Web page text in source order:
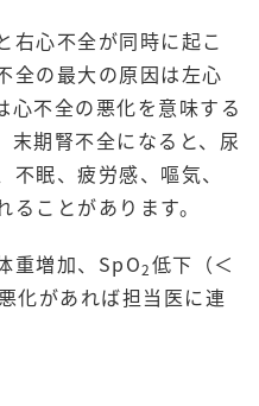
右心不全が同時に起こ
全の最大の原因は左心
心不全の悪化を意味する
末期腎不全になると、尿
眠、疲労感、嘔気、
ことがあります。
重増加、SpO2低下（＜
化があれば担当医に連